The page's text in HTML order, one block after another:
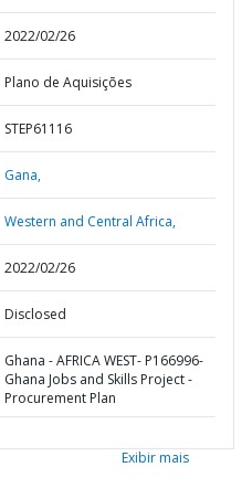
2022/02/26
Plano de Aquisições
STEP61116
Gana,
Western and Central Africa,
2022/02/26
Disclosed
Ghana - AFRICA WEST- P166996-
Ghana Jobs and Skills Project -
Procurement Plan
Exibir mais